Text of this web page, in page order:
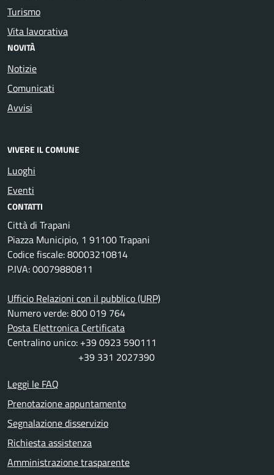
Turismo
Vita lavorativa
NOVITÀ
Notizie
Comunicati
Avvisi
VIVERE IL COMUNE
Luoghi
Eventi
CONTATTI
Città di Trapani
Piazza Municipio, 1 91100 Trapani
Codice fiscale: 80003210814
P.IVA: 00079880811
Ufficio Relazioni con il pubblico (URP)
Numero verde: 800 019 764
Posta Elettronica Certificata
Centralino unico: +39 0923 590111
+39 331 2027390
Leggi le FAQ
Prenotazione appuntamento
Segnalazione disservizio
Richiesta assistenza
Amministrazione trasparente